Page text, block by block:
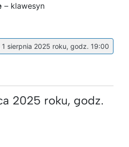
– klawesyn
1 sierpnia 2025 roku, godz. 19:00
2025 roku, godz.